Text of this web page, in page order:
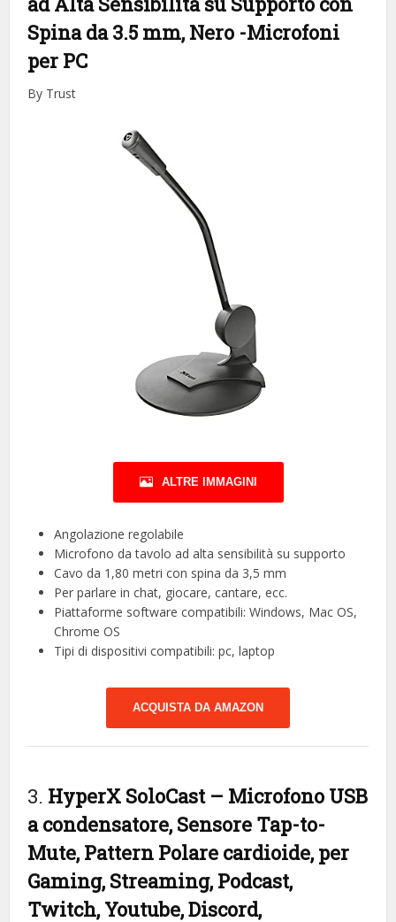
Spina da 3.5 mm, Nero -Microfoni
per PC
By Trust
ALTRE IMMAGINI
Angolazione regolabile
Microfono da tavolo ad alta sensibilità su supporto
Cavo da 1,80 metri con spina da 3,5 mm
Per parlare in chat, giocare, cantare, ecc.
Piattaforme software compatibili: Windows, Mac OS,
Chrome OS
Tipi di dispositivi compatibili: pc, laptop
ACQUISTA DA AMAZON
3. HyperX SoloCast – Microfono USB
a condensatore, Sensore Tap-to-
Mute, Pattern Polare cardioide, per
Gaming, Streaming, Podcast,
Twitch, Youtube, Discord,